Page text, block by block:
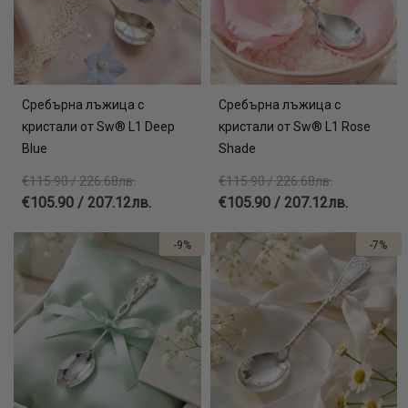
Сребърна лъжица с
кристали от Sw® L1 Deep
Blue
€115.90 / 226.68лв.
€105.90 / 207.12лв.
Сребърна лъжица с
кристали от Sw® L1 Rose
Shade
€115.90 / 226.68лв.
€105.90 / 207.12лв.
-9% -7%